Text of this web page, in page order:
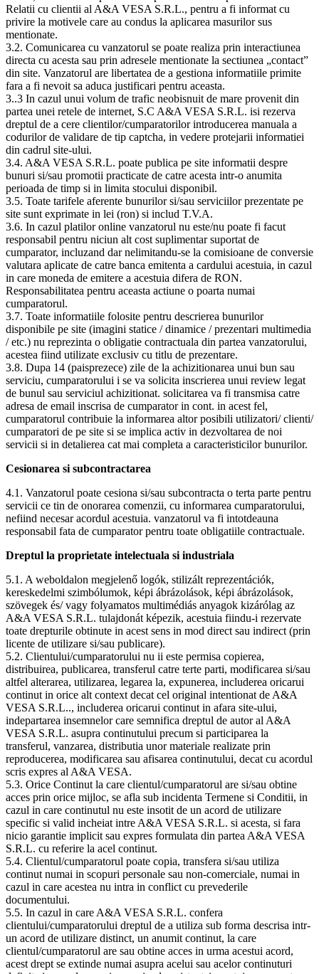
Relatii cu clientii al A&A VESA S.R.L., pentru a fi informat cu
privire la motivele care au condus la aplicarea masurilor sus
mentionate.
3.2. Comunicarea cu vanzatorul se poate realiza prin interactiunea
directa cu acesta sau prin adresele mentionate la sectiunea „contact”
din site. Vanzatorul are libertatea de a gestiona informatiile primite
fara a fi nevoit sa aduca justificari pentru aceasta.
3..3 In cazul unui volum de trafic neobisnuit de mare provenit din
partea unei retele de internet, S.C A&A VESA S.R.L. isi rezerva
dreptul de a cere clientilor/cumparatorilor introducerea manuala a
codurilor de validare de tip captcha, in vedere protejarii informatiei
din cadrul site-ului.
3.4. A&A VESA S.R.L. poate publica pe site informatii despre
bunuri si/sau promotii practicate de catre acesta intr-o anumita
perioada de timp si in limita stocului disponibil.
3.5. Toate tarifele aferente bunurilor si/sau serviciilor prezentate pe
site sunt exprimate in lei (ron) si includ T.V.A.
3.6. In cazul platilor online vanzatorul nu este/nu poate fi facut
responsabil pentru niciun alt cost suplimentar suportat de
cumparator, incluzand dar nelimitandu-se la comisioane de conversie
valutara aplicate de catre banca emitenta a cardului acestuia, in cazul
in care moneda de emitere a acestuia difera de RON.
Responsabilitatea pentru aceasta actiune o poarta numai
cumparatorul.
3.7. Toate informatiile folosite pentru descrierea bunurilor
disponibile pe site (imagini statice / dinamice / prezentari multimedia
/ etc.) nu reprezinta o obligatie contractuala din partea vanzatorului,
acestea fiind utilizate exclusiv cu titlu de prezentare.
3.8. Dupa 14 (paisprezece) zile de la achizitionarea unui bun sau
serviciu, cumparatorului i se va solicita inscrierea unui review legat
de bunul sau serviciul achizitionat. solicitarea va fi transmisa catre
adresa de email inscrisa de cumparator in cont. in acest fel,
cumparatorul contribuie la informarea altor posibili utilizatori/ clienti/
cumparatori de pe site si se implica activ in dezvoltarea de noi
servicii si in detalierea cat mai completa a caracteristicilor bunurilor.
Cesionarea si subcontractarea
4.1. Vanzatorul poate cesiona si/sau subcontracta o terta parte pentru
servicii ce tin de onorarea comenzii, cu informarea cumparatorului,
nefiind necesar acordul acestuia. vanzatorul va fi intotdeauna
responsabil fata de cumparator pentru toate obligatiile contractuale.
Dreptul la proprietate intelectuala si industriala
5.1. A weboldalon megjelenő logók, stilizált reprezentációk,
kereskedelmi szimbólumok, képi ábrázolások, képi ábrázolások,
szövegek és/ vagy folyamatos multimédiás anyagok kizárólag az
A&A VESA S.R.L. tulajdonát képezik, acestuia fiindu-i rezervate
toate drepturile obtinute in acest sens in mod direct sau indirect (prin
licente de utilizare si/sau publicare).
5.2. Clientului/cumparatorului nu ii este permisa copierea,
distribuirea, publicarea, transferul catre terte parti, modificarea si/sau
altfel alterarea, utilizarea, legarea la, expunerea, includerea oricarui
continut in orice alt context decat cel original intentionat de A&A
VESA S.R.L.., includerea oricarui continut in afara site-ului,
indepartarea insemnelor care semnifica dreptul de autor al A&A
VESA S.R.L. asupra continutului precum si participarea la
transferul, vanzarea, distributia unor materiale realizate prin
reproducerea, modificarea sau afisarea continutului, decat cu acordul
scris expres al A&A VESA.
5.3. Orice Continut la care clientul/cumparatorul are si/sau obtine
acces prin orice mijloc, se afla sub incidenta Termene si Conditii, in
cazul in care continutul nu este insotit de un acord de utilizare
specific si valid incheiat intre A&A VESA S.R.L. si acesta, si fara
nicio garantie implicit sau expres formulata din partea A&A VESA
S.R.L. cu referire la acel continut.
5.4. Clientul/cumparatorul poate copia, transfera si/sau utiliza
continut numai in scopuri personale sau non-comerciale, numai in
cazul in care acestea nu intra in conflict cu prevederile
documentului.
5.5. In cazul in care A&A VESA S.R.L. confera
clientului/cumparatorului dreptul de a utiliza sub forma descrisa intr-
un acord de utilizare distinct, un anumit continut, la care
clientul/cumparatorul are sau obtine acces in urma acestui acord,
acest drept se extinde numai asupra acelui sau acelor continuturi